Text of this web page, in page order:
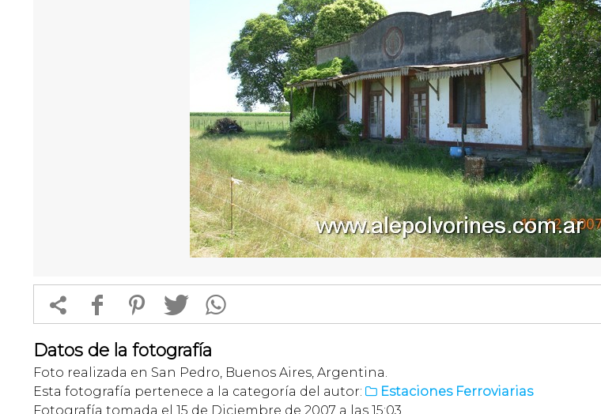
 f 1 T 
Datos de la fotografía
Foto realizada en San Pedro, Buenos Aires, Argentina.
Esta fotografía pertenece a la categoría del autor:  Estaciones Ferroviarias
Fotografía tomada el 15 de Diciembre de 2007 a las 15:03